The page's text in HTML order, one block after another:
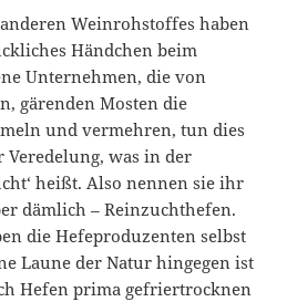
Weinrohstoffes haben
Händchen beim
Unternehmen, die von
gärenden Mosten die
und vermehren, tun dies
was in der
heißt. Also nennen sie ihr
dämlich – Reinzuchthefen.
die Hefeproduzenten selbst
Laune der Natur hingegen ist
Hefen prima gefriertrocknen